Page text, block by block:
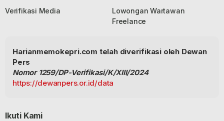
Verifikasi Media
Lowongan Wartawan
Freelance
Harianmemokepri.com telah diverifikasi oleh Dewan
Pers
Nomor 1259/DP-Verifikasi/K/XIII/2024
https://dewanpers.or.id/data
Ikuti Kami